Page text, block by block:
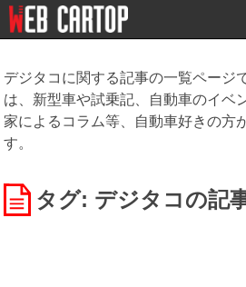
デジタコに関する記事の一覧ページ
は、新型車や試乗記、自動車のイベ
家によるコラム等、自動車好きの方
す。
タグ: デジタコの記